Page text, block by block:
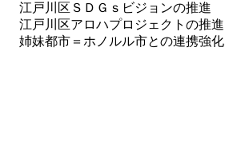
江戸川区ＳＤＧｓビジョンの推進
江戸川区アロハプロジェクトの推進
姉妹都市＝ホノルル市との連携強化